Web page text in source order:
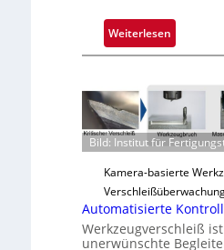
Weiterlesen
Z
v
r
l
s
i
g
Bild: Institut für
Kamera-basierte
Automatisierte
Werkzeugverschleiß
unerwünschte